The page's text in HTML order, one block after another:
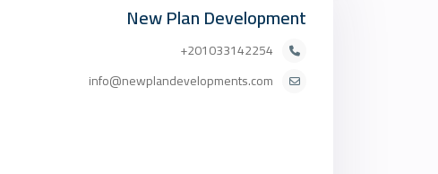
New Plan Development
201033142254+
info@newplandevelopments.com